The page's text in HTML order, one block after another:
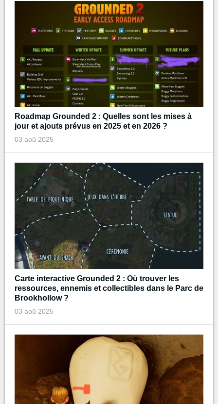
Roadmap Grounded 2 : Quelles sont les mises à
jour et ajouts prévus en 2025 et en 2026 ?
03 aoû 2025
Carte interactive Grounded 2 : Où trouver les
ressources, ennemis et collectibles dans le Parc de
Brookhollow ?
03 aoû 2025